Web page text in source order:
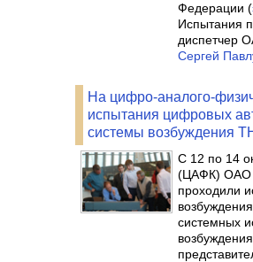
Федерации (
Испытания
диспетчер
Сергей
На цифро-аналого-
испытания цифровых
системы возбуждения
С 12 по 14
(ЦАФК) ОАО
проходили
системных